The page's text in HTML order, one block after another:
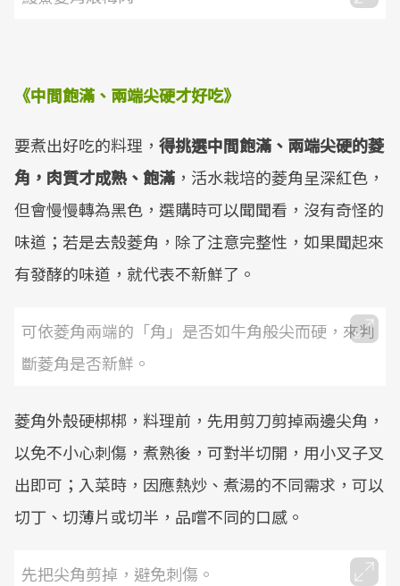
《中間飽滿、兩端尖硬才好吃》
要煮出好吃的料理， 得挑選中間飽滿、兩端尖硬的菱
角，肉質才成熟、飽滿 ，活水栽培的菱角呈深紅色，
但會慢慢轉為黑色，選購時可以聞聞看，沒有奇怪的
味道；若是去殼菱角，除了注意完整性，如果聞起來
有發酵的味道，就代表不新鮮了。
可依菱角兩端的「角」是否如牛角般尖而硬，來判
斷菱角是否新鮮。
菱角外殼硬梆梆，料理前，先用剪刀剪掉兩邊尖角，
以免不小心刺傷，煮熟後，可對半切開，用小叉子叉
出即可；入菜時，因應熱炒、煮湯的不同需求，可以
切丁、切薄片或切半，品嚐不同的口感。
先把尖角剪掉，避免刺傷。